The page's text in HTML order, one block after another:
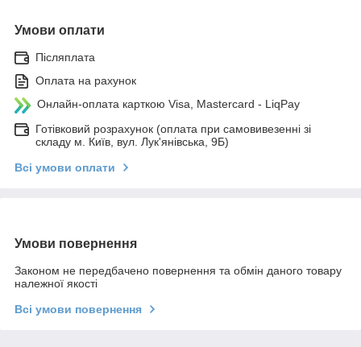
Умови оплати
Післяплата
Оплата на рахунок
Онлайн-оплата карткою Visa, Mastercard - LiqPay
Готівковий розрахунок (оплата при самовивезенні зі
складу м. Київ, вул. Лук'янівська, 9Б)
Всі умови оплати
Умови повернення
Законом не передбачено повернення та обмін даного товару
належної якості
Всі умови повернення